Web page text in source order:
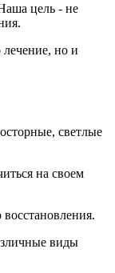
цель - не
но и
светлые
на своем
виды